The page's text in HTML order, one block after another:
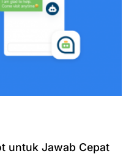
untuk Jawab Cepat